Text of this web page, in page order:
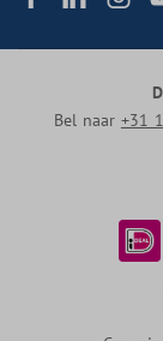
Bel naar +31